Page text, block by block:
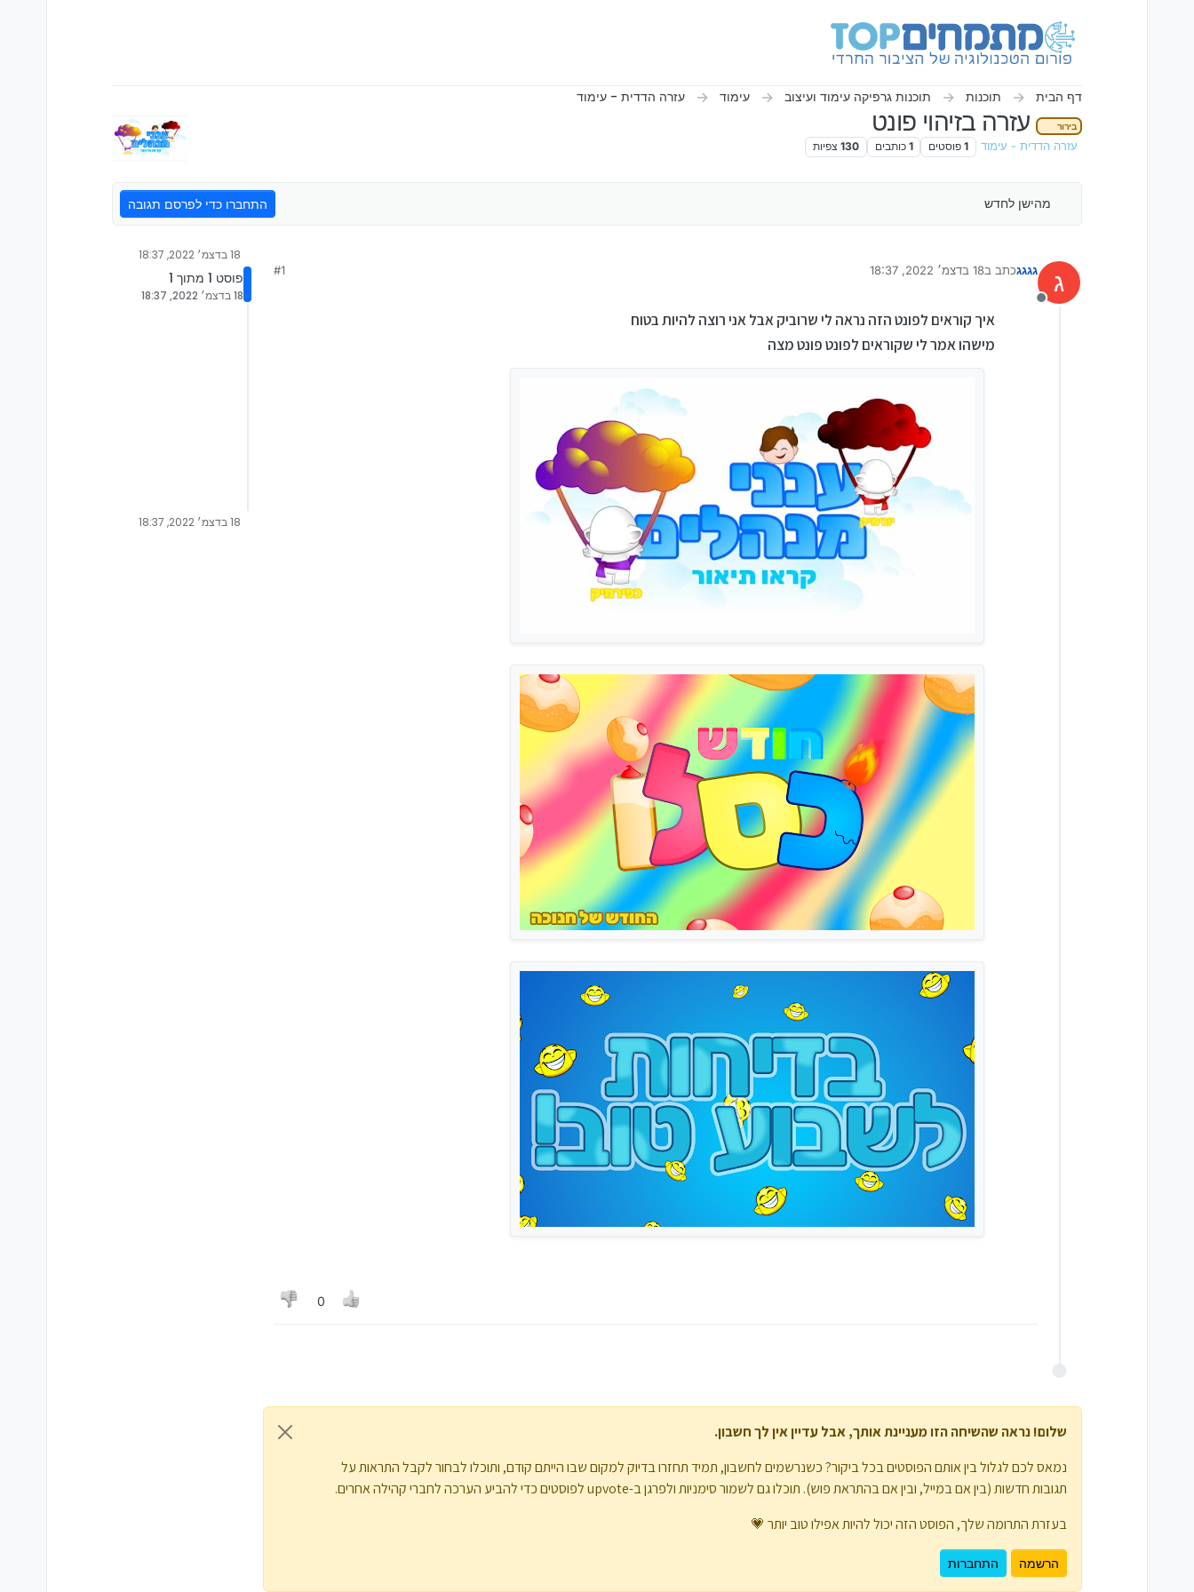
דף הבית תוכנות תוכנות גרפיקה עימוד ועיצוב עימוד עזרה הדדית - עימוד
בירור עזרה בזיהוי פונט
עזרה הדדית - עימוד 1 פוסטים 1 כותבים 130 צפיות
מהישן לחדש התחברו כדי לפרסם תגובה
ג
מנותק
גגגגכתב ב18 בדצמ׳ 2022, 18:37
נערך לאחרונה על ידי גגגג
#1
איך קוראים לפונט הזה נראה לי שרוביק אבל אני רוצה להיות בטוח
מישהו אמר לי שקוראים לפונט פונט מצה
0
שלום! נראה שהשיחה הזו מעניינת אותך, אבל עדיין אין לך חשבון.
נמאס לכם לגלול בין אותם הפוסטים בכל ביקור? כשנרשמים לחשבון, תמיד תחזרו בדיוק למקום שבו הייתם קודם, ותוכלו לבחור לקבל התראות על
תגובות חדשות (בין אם במייל, ובין אם בהתראת פוש). תוכלו גם לשמור סימניות ולפרגן ב-upvote לפוסטים כדי להביע הערכה לחברי קהילה אחרים.
בעזרת התרומה שלך, הפוסט הזה יכול להיות אפילו טוב יותר 💗
הרשמה התחברות
18 בדצמ׳ 2022, 18:37
פוסט 1 מתוך 1
18 בדצמ׳ 2022, 18:37
18 בדצמ׳ 2022, 18:37